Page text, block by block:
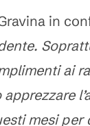
in
ai
mesi per